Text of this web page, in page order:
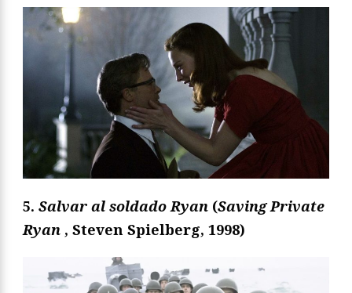
5. Salvar al soldado Ryan (Saving Private
Ryan , Steven Spielberg, 1998)